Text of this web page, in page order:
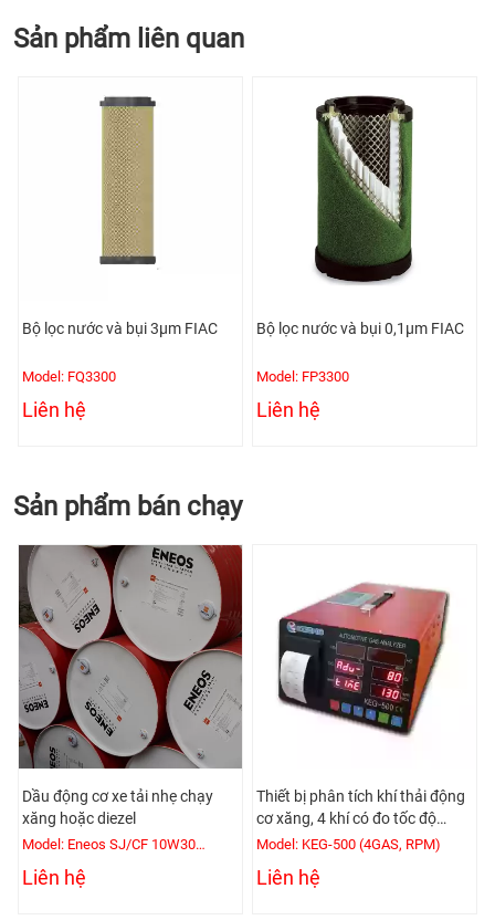
Sản phẩm liên quan
Bộ lọc nước và bụi 3µm FIAC
Model: FQ3300
Liên hệ
Bộ lọc nước và bụi 0,1µm FIAC
Model: FP3300
Liên hệ
Sản phẩm bán chạy
Dầu động cơ xe tải nhẹ chạy
xăng hoặc diezel
Model: Eneos SJ/CF 10W30
Liên hệ
Thiết bị phân tích khí thải động
cơ xăng, 4 khí có đo tốc độ
động cơ
Model: KEG-500 (4GAS, RPM)
Liên hệ